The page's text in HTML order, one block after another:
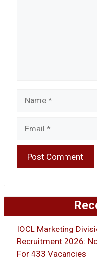
IOCL Marketing
Recruitment 2026:
For 433 Vacancies